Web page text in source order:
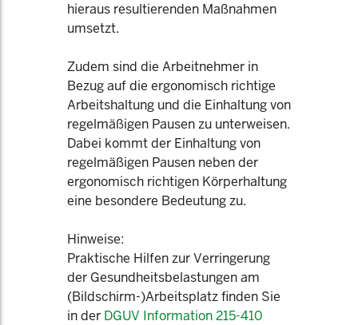
hieraus resultierenden Maßnahmen
umsetzt.
Zudem sind die Arbeitnehmer in
Bezug auf die ergonomisch richtige
Arbeitshaltung und die Einhaltung von
regelmäßigen Pausen zu unterweisen.
Dabei kommt der Einhaltung von
regelmäßigen Pausen neben der
ergonomisch richtigen Körperhaltung
eine besondere Bedeutung zu.
Hinweise:
Praktische Hilfen zur Verringerung
der Gesundheitsbelastungen am
(Bildschirm-)Arbeitsplatz finden Sie
in der DGUV Information 215-410